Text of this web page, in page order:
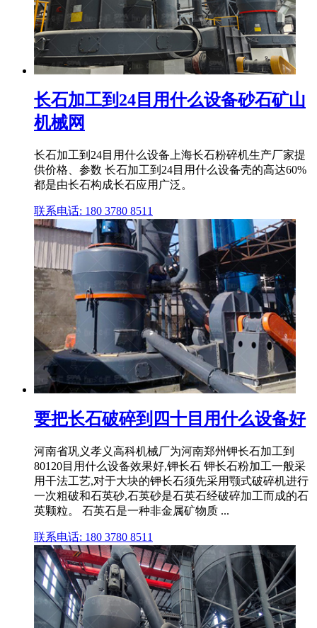
长石加工到24目用什么设备砂石矿山
机械网
长石加工到24目用什么设备上海长石粉碎机生产厂家提
供价格、参数 长石加工到24目用什么设备壳的高达60%
都是由长石构成长石应用广泛。
联系电话: 180 3780 8511
要把长石破碎到四十目用什么设备好
河南省巩义孝义高科机械厂为河南郑州钾长石加工到
80120目用什么设备效果好,钾长石 钾长石粉加工一般采
用干法工艺,对于大块的钾长石须先采用颚式破碎机进行
一次粗破和石英砂,石英砂是石英石经破碎加工而成的石
英颗粒。 石英石是一种非金属矿物质 ...
联系电话: 180 3780 8511